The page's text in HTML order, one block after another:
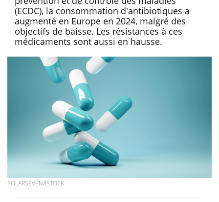
(ECDC), la consommation d'antibiotiques a
augmenté en Europe en 2024, malgré des
objectifs de baisse. Les résistances à ces
médicaments sont aussi en hausse.
SOLARSEVEN/ISTOCK